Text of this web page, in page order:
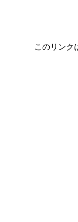
このリンク